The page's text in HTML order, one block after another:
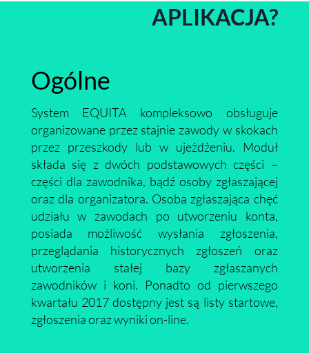
APLIKACJA?
Ogólne
System EQUITA kompleksowo obsługuje
organizowane przez stajnie zawody w skokach
przez przeszkody lub w ujeżdżeniu. Moduł
składa się z dwóch podstawowych części –
części dla zawodnika, bądź osoby zgłaszającej
oraz dla organizatora. Osoba zgłaszająca chęć
udziału w zawodach po utworzeniu konta,
posiada możliwość wysłania zgłoszenia,
przeglądania historycznych zgłoszeń oraz
utworzenia stałej bazy zgłaszanych
zawodników i koni. Ponadto od pierwszego
kwartału 2017 dostępny jest są listy startowe,
zgłoszenia oraz wyniki on-line.